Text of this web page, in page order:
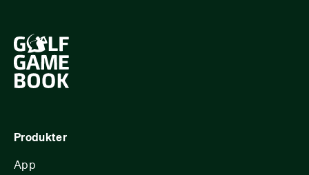
Produkter
App